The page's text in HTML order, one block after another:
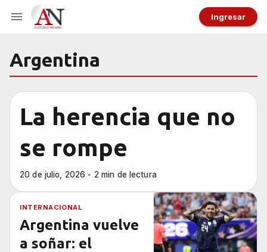
Ingresar
Argentina
La herencia que no
se rompe
20 de julio, 2026 - 2 min de lectura
INTERNACIONAL
Argentina vuelve
a soñar: el